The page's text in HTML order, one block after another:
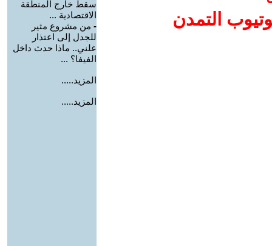
التمدن
سقط خارج المنطقة
الاقتصادية ...
- من مشروع مثير
للجدل إلى اعتذار
علني.. ماذا حدث داخل
الفيفا؟ ...
المزيد.....
المزيد.....